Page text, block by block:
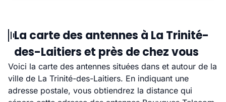
La carte des antennes à La Trinité-
des-Laitiers et près de chez vous
Voici la carte des antennes situées dans et autour de la
ville de La Trinité-des-Laitiers. En indiquant une
adresse postale, vous obtiendrez la distance qui